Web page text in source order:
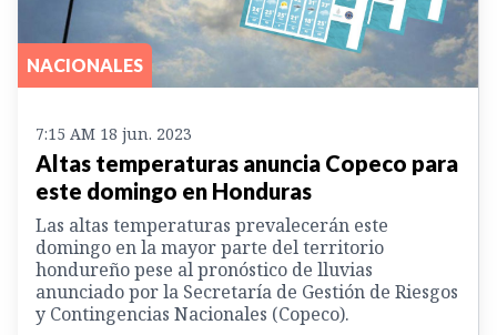
NACIONALES
7:15 AM 18 jun. 2023
Altas temperaturas anuncia Copeco para
este domingo en Honduras
Las altas temperaturas prevalecerán este
domingo en la mayor parte del territorio
hondureño pese al pronóstico de lluvias
anunciado por la Secretaría de Gestión de Riesgos
y Contingencias Nacionales (Copeco).